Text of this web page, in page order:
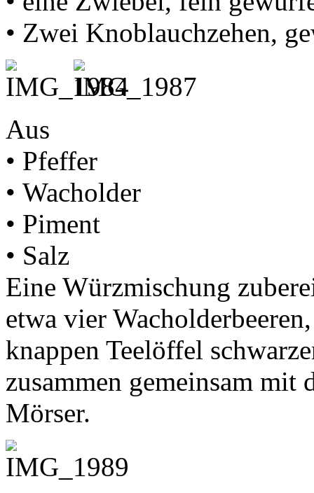
• Zwei Knoblauchzehen,
Aus
• Pfeffer
• Wacholder
• Piment
• Salz
Eine Würzmischung
etwa vier
knappen Teelöffel
zusammen gemeinsam
Mörser.